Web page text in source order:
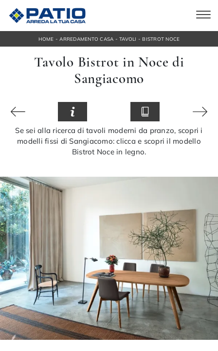
HOME -ARREDAMENTO CASA -TAVOLI -BISTROT NOCE
Tavolo Bistrot in Noce di
Sangiacomo
Se sei alla ricerca di tavoli moderni da pranzo, scopri i
modelli fissi di Sangiacomo: clicca e scopri il modello
Bistrot Noce in legno.